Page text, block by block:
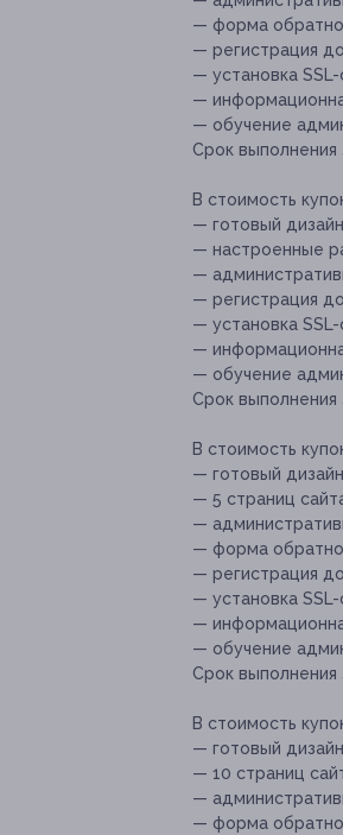
— форма
— регистрация
— установка
—
— обучение
Срок выполнения
В стоимость
— готовый
— настроенные
—
— регистрация
— установка
—
— обучение
Срок выполнения
В стоимость
— готовый
— 5 страниц
—
— форма
— регистрация
— установка
—
— обучение
Срок выполнения
В стоимость
— готовый
— 10 страниц
—
— форма